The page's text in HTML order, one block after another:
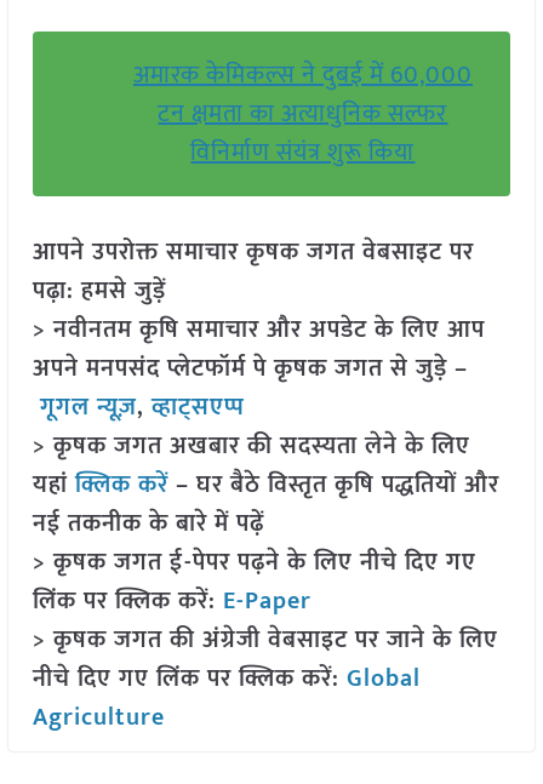
अमारक केमिकल्स ने दुबई में 60,000
टन क्षमता का अत्याधुनिक सल्फर
विनिर्माण संयंत्र शुरू किया
आपने उपरोक्त समाचार कृषक जगत वेबसाइट पर
पढ़ा: हमसे जुड़ें
> नवीनतम कृषि समाचार और अपडेट के लिए आप
अपने मनपसंद प्लेटफॉर्म पे कृषक जगत से जुड़े –
गूगल न्यूज़,व्हाट्सएप्प
> कृषक जगत अखबार की सदस्यता लेने के लिए
यहांक्लिक करें– घर बैठे विस्तृत कृषि पद्धतियों और
नई तकनीक के बारे में पढ़ें
> कृषक जगत ई-पेपर पढ़ने के लिए नीचे दिए गए
लिंक पर क्लिक करें: E-Paper
> कृषक जगत की अंग्रेजी वेबसाइट पर जाने के लिए
नीचे दिए गए लिंक पर क्लिक करें: Global
Agriculture